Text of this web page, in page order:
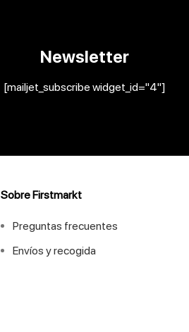
Newsletter
[mailjet_subscribe widget_id="4"]
Sobre Firstmarkt
Preguntas frecuentes
Envíos y recogida